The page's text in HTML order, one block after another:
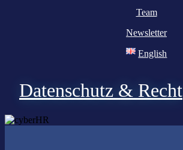
Team
Newsletter
English
Datenschutz & Recht